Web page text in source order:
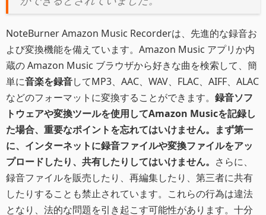
NoteBurner Amazon Music Recorderは、先進的な録音お
よび変換機能を備えています。Amazon Music アプリか内
蔵の Amazon Music ブラウザから好きな曲を検索して、簡
単に音楽を録音してMP3、AAC、WAV、FLAC、AIFF、ALAC
などのフォーマットに変換することができます。 録音ソフ
トウェアや変換ツールを使用してAmazon Musicを記録し
た場合、重要なポイントを忘れてはいけません。まず第一
に、インターネットに録音ファイルや変換ファイルをアッ
プロードしたり、共有したりしてはいけません。 さらに、
録音ファイルを販売したり、再編集したり、第三者に共有
したりすることも禁止されています。これらの行為は違法
となり、法的な問題を引き起こす可能性があります。十分